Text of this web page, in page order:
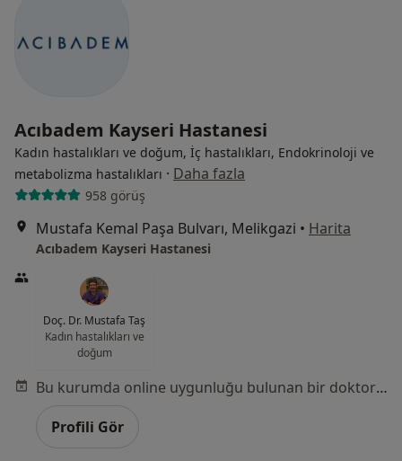
Acıbadem Kayseri Hastanesi
Kadın hastalıkları ve doğum, İç hastalıkları, Endokrinoloji ve
metabolizma hastalıkları · Daha fazla
958 görüş
Mustafa Kemal Paşa Bulvarı, Melikgazi • Harita
Acıbadem Kayseri Hastanesi
Doç. Dr. Mustafa Taş
Kadın hastalıkları ve
doğum
Bu kurumda online uygunluğu bulunan bir doktor veya uzman bulunamadı
Profili Gör